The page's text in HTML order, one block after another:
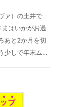
ァ）の土井で
はいかがお過
あと2か月を切
少しで年末ム…